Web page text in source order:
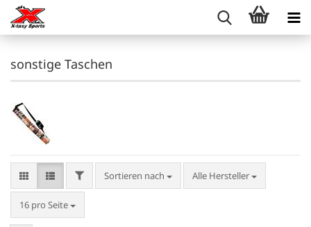
sonstige Taschen
FILTERSortieren nach
Sortieren nach Alle Hersteller
16 pro Seite
pro Seite